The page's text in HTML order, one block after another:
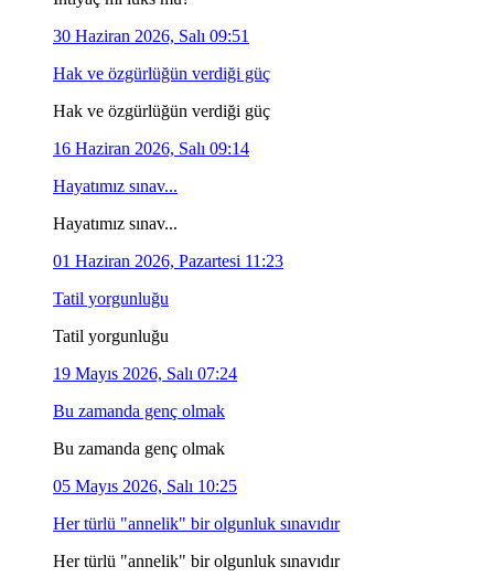
30 Haziran 2026, Salı 09:51
Hak ve özgürlüğün verdiği güç
Hak ve özgürlüğün verdiği güç
16 Haziran 2026, Salı 09:14
Hayatımız sınav...
Hayatımız sınav...
01 Haziran 2026, Pazartesi 11:23
Tatil yorgunluğu
Tatil yorgunluğu
19 Mayıs 2026, Salı 07:24
Bu zamanda genç olmak
Bu zamanda genç olmak
05 Mayıs 2026, Salı 10:25
Her türlü "annelik" bir olgunluk sınavıdır
Her türlü "annelik" bir olgunluk sınavıdır